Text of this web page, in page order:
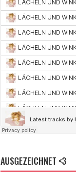
AUSGEZEICHNET <3